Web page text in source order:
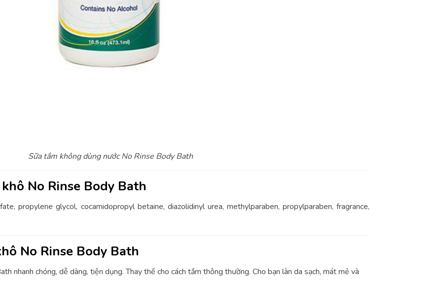
Sữa tắm không dùng nước No Rinse Body Bath
No Rinse Body Bath
propylene glycol, cocamidopropyl betaine, diazolidinyl urea, methylparaben, propylparaben, fragrance,
No Rinse Body Bath
nhanh chóng, dễ dàng, tiện dụng. Thay thế cho cách tắm thông thường. Cho bạn làn da sạch, mát mẻ và